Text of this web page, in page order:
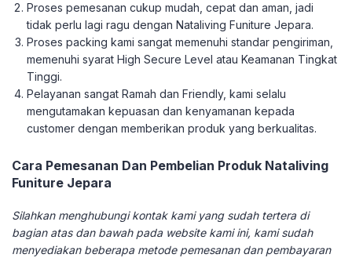
Proses pemesanan cukup mudah, cepat dan aman, jadi
tidak perlu lagi ragu dengan Nataliving Funiture Jepara.
Proses packing kami sangat memenuhi standar pengiriman,
memenuhi syarat High Secure Level atau Keamanan Tingkat
Tinggi.
Pelayanan sangat Ramah dan Friendly, kami selalu
mengutamakan kepuasan dan kenyamanan kepada
customer dengan memberikan produk yang berkualitas.
Cara Pemesanan Dan Pembelian Produk Nataliving
Funiture Jepara
Silahkan menghubungi kontak kami yang sudah tertera di
bagian atas dan bawah pada website kami ini, kami sudah
menyediakan beberapa metode pemesanan dan pembayaran